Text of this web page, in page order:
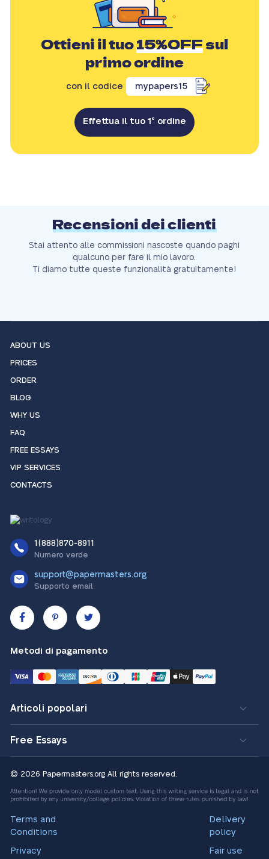
Ottieni il tuo15%OFFsul
primo ordine
con il codice mypapers15
Effettua il tuo 1° ordine
Recensioni dei clienti
Stai attento alle commissioni nascoste quando paghi
qualcuno per fare il mio lavoro.
Ti diamo tutte queste funzionalità gratuitamente!
ABOUT US
PRICES
ORDER
BLOG
WHY US
FAQ
FREE ESSAYS
VIP SERVICES
CONTACTS
1(888)870-8911
Numero verde
support@papermasters.org
Supporto email
Metodi di pagamento
Articoli popolari
Free Essays
© 2026 Papermasters.org All rights reserved.
Terms and
Conditions
Privacy
Delivery
policy
Fair use